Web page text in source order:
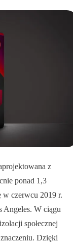
z
ponad 1,3
w czerwcu 2019 r.
Angeles. W ciągu
społecznej
Dzięki